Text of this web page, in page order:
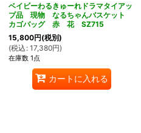
ベイビーわるきゅーれドラマタイアッ
プ品 現物 なるちゃんバスケット
カゴバッグ 赤 花 SZ715
15,800円(税別)
(税込 : 17,380円)
在庫数 1点
カートに入れる